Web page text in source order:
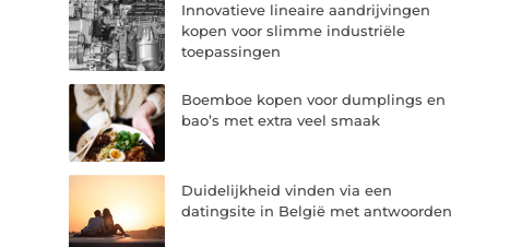
Innovatieve lineaire aandrijvingen
kopen voor slimme industriële
toepassingen
Boemboe kopen voor dumplings en
bao’s met extra veel smaak
Duidelijkheid vinden via een
datingsite in België met antwoorden